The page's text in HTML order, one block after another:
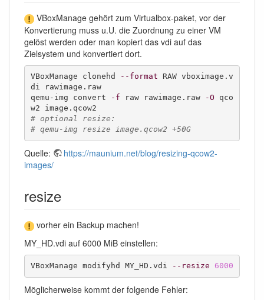
VBoxManage gehört zum Virtualbox-paket, vor der
Konvertierung muss u.U. die Zuordnung zu einer VM
gelöst werden oder man kopiert das vdi auf das
Zielsystem und konvertiert dort.
VBoxManage clonehd --format RAW vboximage.v
di rawimage.raw
qemu-img convert
-f raw rawimage.raw -O qco
# optional resize:
# qemu-img resize image.qcow2 +50G
Quelle:
https://maunium.net/blog/resizing-qcow2-
images/
resize
vorher ein Backup machen!
MY_HD.vdi auf 6000 MiB einstellen:
VBoxManage modifyhd MY_HD.vdi --resize 6000
Möglicherweise kommt der folgende Fehler: